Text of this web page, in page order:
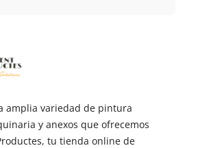
amplia variedad de pintura
y anexos que ofrecemos
tu tienda online de